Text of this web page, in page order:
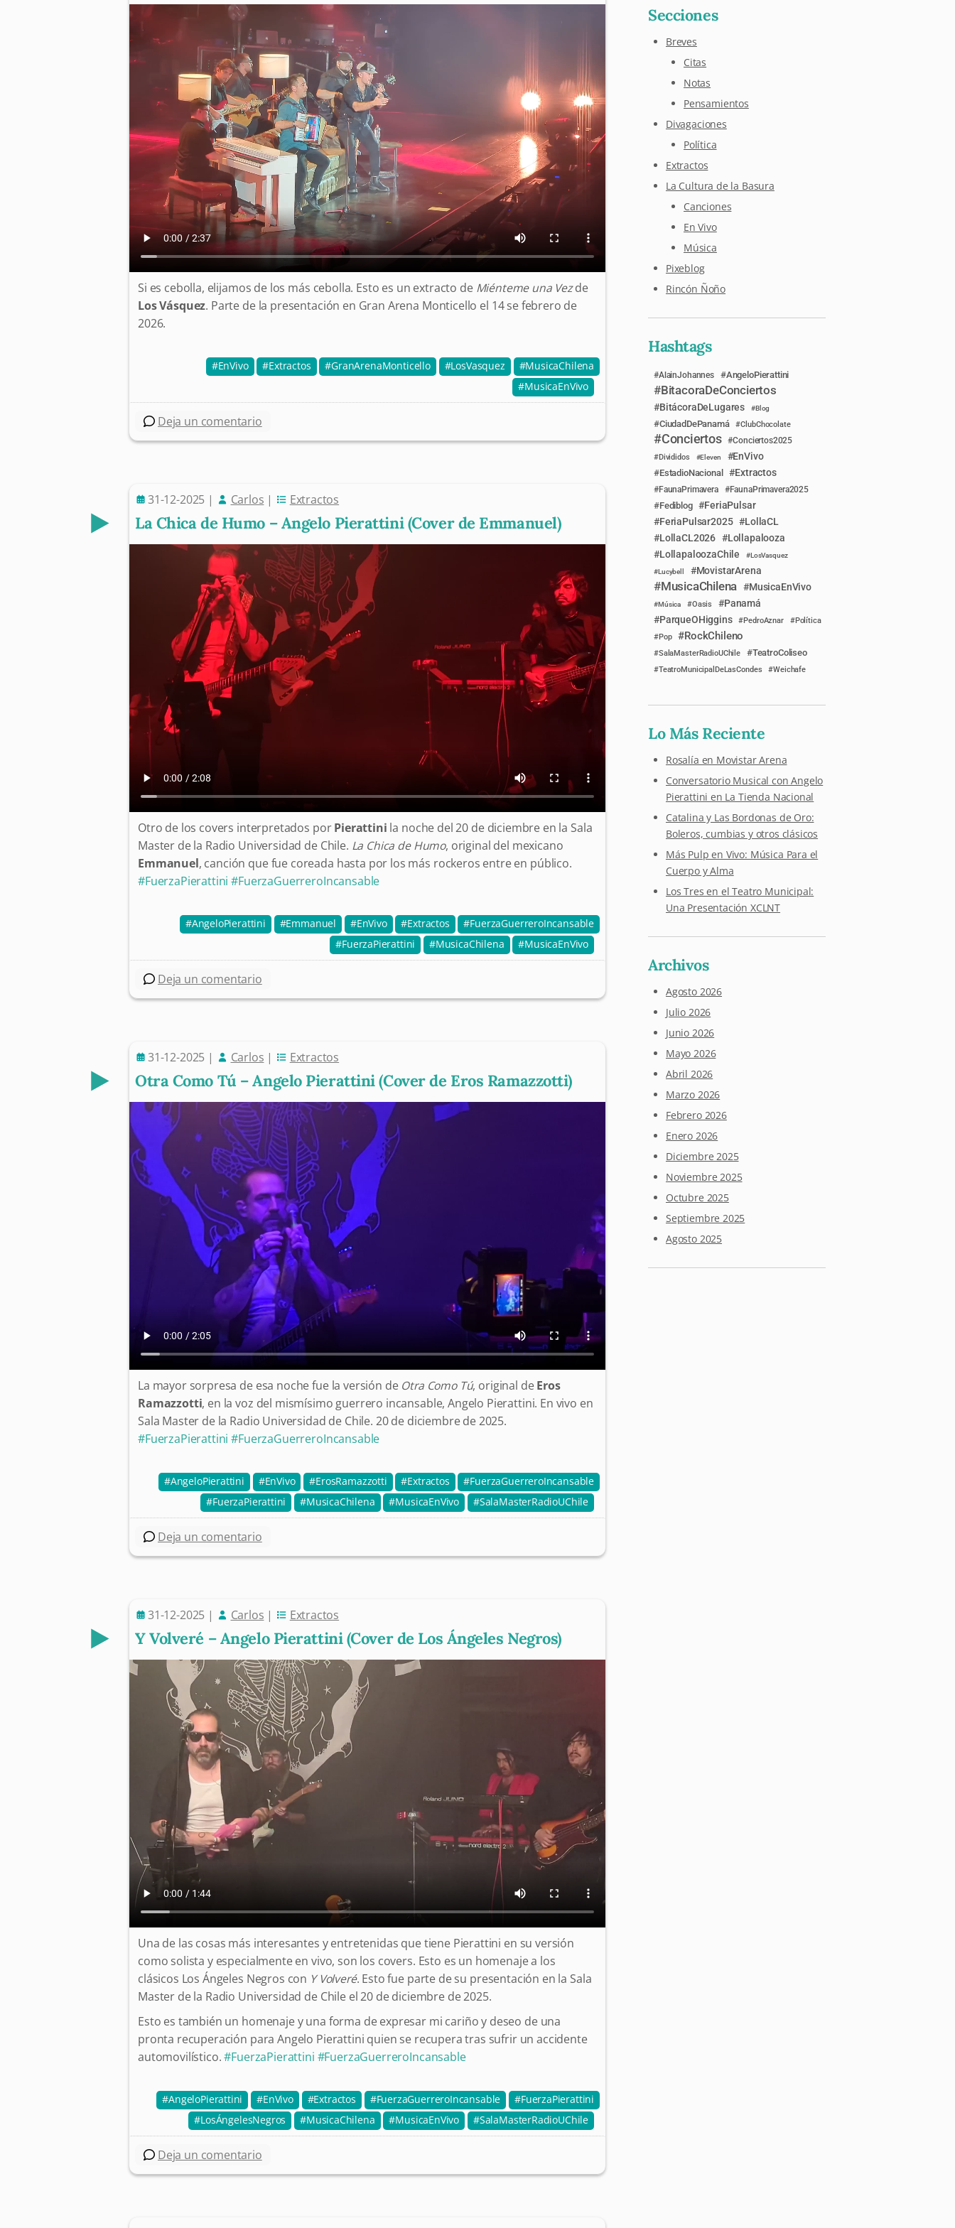
Si es cebolla, elijamos de los más cebolla. Esto es un extracto de Miénteme una Vezde
Los Vásquez. Parte de la presentación en Gran Arena Monticello el 14 se febrero de
2026.
EnVivo Extractos GranArenaMonticello LosVasquez
MusicaChilena
MusicaEnVivo
Deja un comentario
31-12-2025 | Carlos | Extractos
La Chica de Humo – Angelo Pierattini (Cover de Emmanuel)
Otro de los covers interpretados porPierattini la noche del 20 de diciembre en la Sala
Master de la Radio Universidad de Chile. La Chica de Humo, original del mexicano
Emmanuel, canción que fue coreada hasta por los más rockeros entre en público.
#FuerzaPierattini #FuerzaGuerreroIncansable
AngeloPierattini Emmanuel EnVivo Extractos
FuerzaGuerreroIncansable
FuerzaPierattini
MusicaChilena MusicaEnVivo
Deja un comentario
31-12-2025 | Carlos | Extractos
Otra Como Tú – Angelo Pierattini (Cover de Eros Ramazzotti)
La mayor sorpresa de esa noche fue la versión de Otra Como Tú, original deEros
Ramazzotti, en la voz del mismísimo guerrero incansable, Angelo Pierattini. En vivo en
Sala Master de la Radio Universidad de Chile. 20 de diciembre de 2025.
#FuerzaPierattini #FuerzaGuerreroIncansable
AngeloPierattini EnVivo ErosRamazzotti Extractos
FuerzaGuerreroIncansable
FuerzaPierattini
MusicaChilena MusicaEnVivo SalaMasterRadioUChile
Deja un comentario
31-12-2025 | Carlos | Extractos
Y Volveré – Angelo Pierattini (Cover de Los Ángeles Negros)
Una de las cosas más interesantes y entretenidas que tiene Pierattini en su versión
como solista y especialmente en vivo, son los covers. Esto es un homenaje a los
clásicos Los Ángeles Negros con Y Volveré. Esto fue parte de su presentación en la Sala
Master de la Radio Universidad de Chile el 20 de diciembre de 2025.
Esto es también un homenaje y una forma de expresar mi cariño y deseo de una
pronta recuperación para Angelo Pierattini quien se recupera tras sufrir un accidente
automovilístico.#FuerzaPierattini #FuerzaGuerreroIncansable
AngeloPierattini EnVivo Extractos FuerzaGuerreroIncansable
FuerzaPierattini
LosÁngelesNegros
MusicaChilena MusicaEnVivo SalaMasterRadioUChile
Deja un comentario
Secciones
Breves
Citas
Notas
Pensamientos
Divagaciones
Política
Extractos
La Cultura de la Basura
Canciones
En Vivo
Música
Pixeblog
Rincón Ñoño
Hashtags
AlainJohannes AngeloPierattini
BitacoraDeConciertos
BitácoraDeLugares Blog
CiudadDePanamá ClubChocolate
Conciertos Conciertos2025
Divididos Eleven EnVivo
EstadioNacional Extractos
FaunaPrimavera FaunaPrimavera2025
Fediblog
FeriaPulsar
FeriaPulsar2025
LollaCL
LollaCL2026
Lollapalooza
LollapaloozaChile
LosVasquez
Lucybell
MovistarArena
MusicaChilena MusicaEnVivo
Música Oasis
Panamá
ParqueOHiggins
PedroAznar
Política
Pop
RockChileno
SalaMasterRadioUChile TeatroColiseo
TeatroMunicipalDeLasCondes Weichafe
Lo Más Reciente
Rosalía en Movistar Arena
Conversatorio Musical con Angelo
Pierattini en La Tienda Nacional
Catalina y Las Bordonas de Oro:
Boleros, cumbias y otros clásicos
Más Pulp en Vivo: Música Para el
Cuerpo y Alma
Los Tres en el Teatro Municipal:
Una Presentación XCLNT
Archivos
Agosto 2026
Julio 2026
Junio 2026
Mayo 2026
Abril 2026
Marzo 2026
Febrero 2026
Enero 2026
Diciembre 2025
Noviembre 2025
Octubre 2025
Septiembre 2025
Agosto 2025